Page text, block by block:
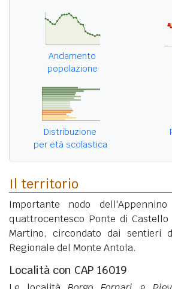
Andamento
popolazione
Distribuzione
per età scolastica
Il territorio
Importante nodo
quattrocentesco Ponte di
Martino, circondato dai sentieri
Regionale del Monte Antola.
Località con CAP 16019